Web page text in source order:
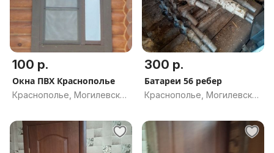
100 р.
Окна ПВХ Краснополье
Краснополье, Могилевская
300 р.
Батареи 56 ребер
Краснополье, Могилевская